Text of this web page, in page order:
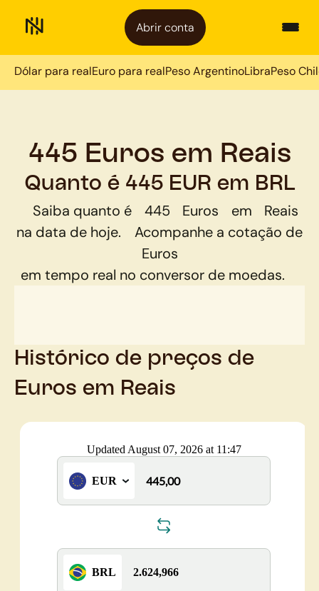
Abrir conta
Dólar para realEuro para realPeso ArgentinoLibraPeso
445 Euros em Reais
Quanto é 445 EUR em BRL
Saiba quanto é 445 Euros em
Reais
na data de hoje.
Acompanhe a cotação de
Euros
em tempo real no conversor de moedas.
Histórico de preços de
Euros em Reais